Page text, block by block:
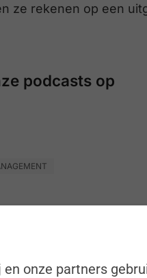
ze rekenen op een
podcasts op
en onze partners